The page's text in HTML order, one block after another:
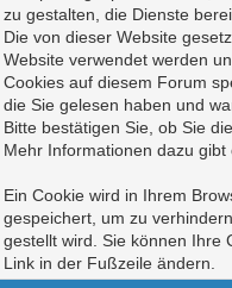
zu gestalten, die Dienste
Die von dieser Website
Website verwendet werden
Cookies auf diesem Forum
die Sie gelesen haben und
Bitte bestätigen Sie, ob Sie
Mehr Informationen dazu gibt
Ein Cookie wird in Ihrem
gespeichert, um zu
gestellt wird. Sie können Ihre
Link in der Fußzeile ändern.